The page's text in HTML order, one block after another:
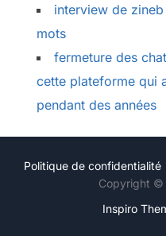
interview de
mots
fermeture des
cette plateforme qui
pendant des années
Politique de confidentialité
Copyright ©
Inspiro